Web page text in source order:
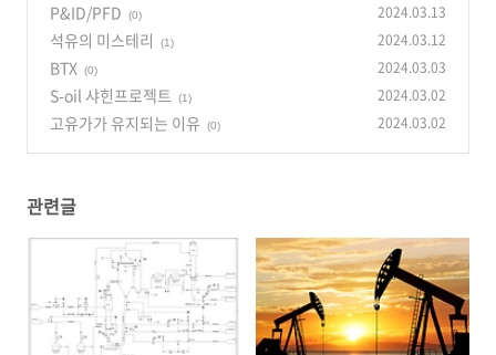
P&ID/PFD
(0) 2024.03.13
석유의 미스테리 (1) 2024.03.12
BTX (0) 2024.03.03
S-oil 샤힌프로젝트 (1) 2024.03.02
고유가가 유지되는 이유 (0) 2024.03.02
관련글